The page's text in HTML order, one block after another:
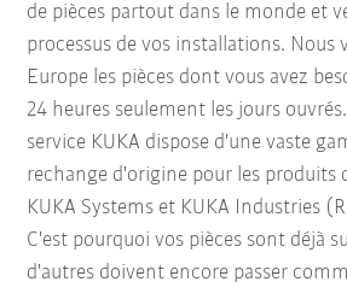
de pièces partout dans le monde et
processus de vos installations. Nous
Europe les pièces dont vous avez
24 heures seulement les jours
service KUKA dispose d'une vaste
rechange d'origine pour les produits
KUKA Systems et KUKA Industries
C'est pourquoi vos pièces sont déjà
d'autres doivent encore passer